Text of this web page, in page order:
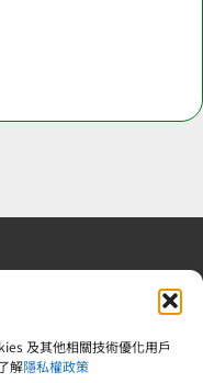
及其他相關技術優化用戶
解隱私權政策
V-183242378-00000-
：02-25092809